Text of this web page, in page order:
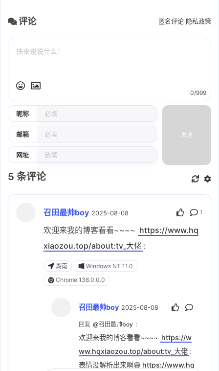
评论 匿名评论 隐私政策
昵称
邮箱
网址
0/999
发送
5 条评论
召田最帅boy 2025-08-08 1
欢迎来我的博客看看~~~~ https://www.hq
xiaozou.top/about:tv_大佬 :
湖南
Windows NT 11.0
Chrome 138.0.0.0
召田最帅boy 2025-08-08
回复 @召田最帅boy :
欢迎来我的博客看看~~~~ https://w
ww.hqxiaozou.top/about:tv_大佬 :
表情没解析出来啊😅 https://www.hq